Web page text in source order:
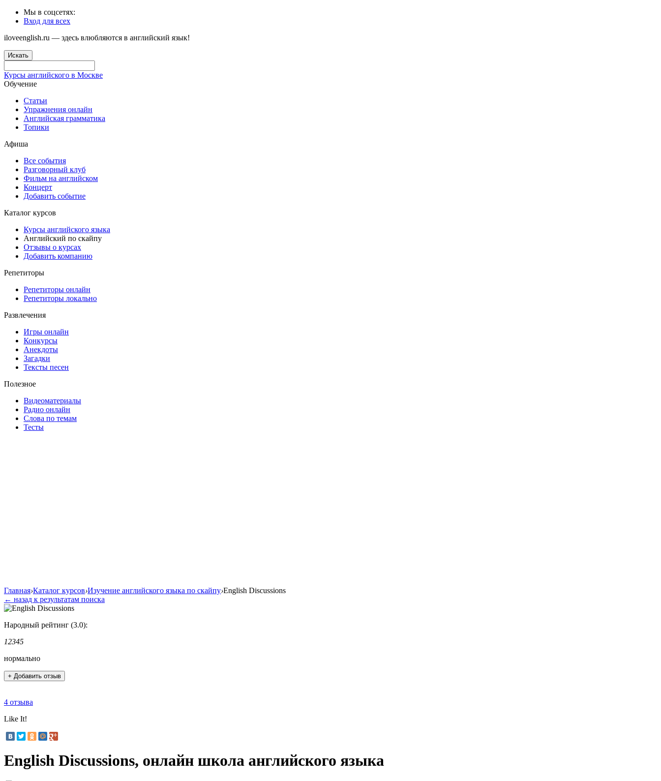
Мы в соцсетях:
Вход для всех
iloveenglish.ru — здесь влюбляются в английский язык!
Искать
Курсы английского в Москве
Обучение
Статьи
Упражнения онлайн
Английская грамматика
Топики
Афиша
Все события
Разговорный клуб
Фильм на английском
Концерт
Добавить событие
Каталог курсов
Курсы английского языка
Английский по скайпу
Отзывы о курсах
Добавить компанию
Репетиторы
Репетиторы онлайн
Репетиторы локально
Развлечения
Игры онлайн
Конкурсы
Анекдоты
Загадки
Тексты песен
Полезное
Видеоматериалы
Радио онлайн
Слова по темам
Тесты
Главная›Каталог курсов›Изучение английского языка по cкайпу›English Discussions
← назад к результатам поиска
Народный рейтинг (3.0):
12345
нормально
+ Добавить отзыв
4 отзыва
Like It!
English Discussions, онлайн школа английского языка